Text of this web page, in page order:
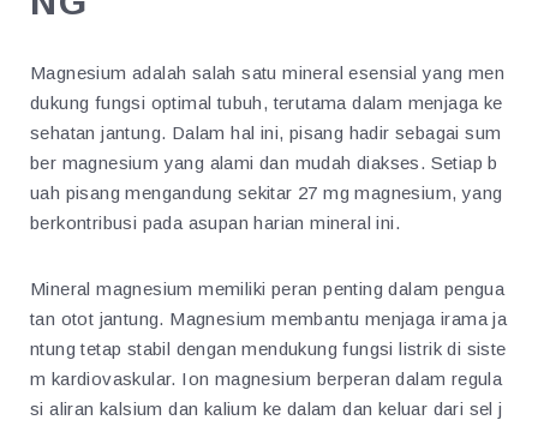
Magnesium adalah salah satu mineral esensial yang men
dukung fungsi optimal tubuh, terutama dalam menjaga ke
sehatan jantung. Dalam hal ini, pisang hadir sebagai sum
ber magnesium yang alami dan mudah diakses. Setiap b
uah pisang mengandung sekitar 27 mg magnesium, yang
berkontribusi pada asupan harian mineral ini.
Mineral magnesium memiliki peran penting dalam pengua
tan otot jantung. Magnesium membantu menjaga irama ja
ntung tetap stabil dengan mendukung fungsi listrik di siste
m kardiovaskular. Ion magnesium berperan dalam regula
si aliran kalsium dan kalium ke dalam dan keluar dari sel j